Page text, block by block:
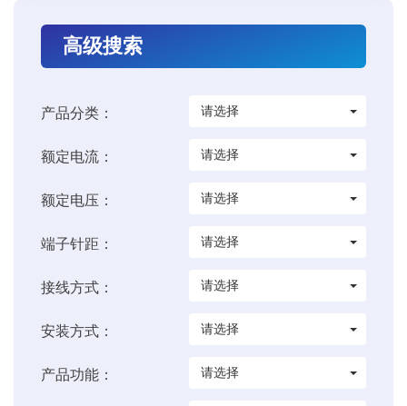
高级搜索
产品分类： 请选择
额定电流： 请选择
额定电压： 请选择
端子针距： 请选择
接线方式： 请选择
安装方式： 请选择
产品功能： 请选择